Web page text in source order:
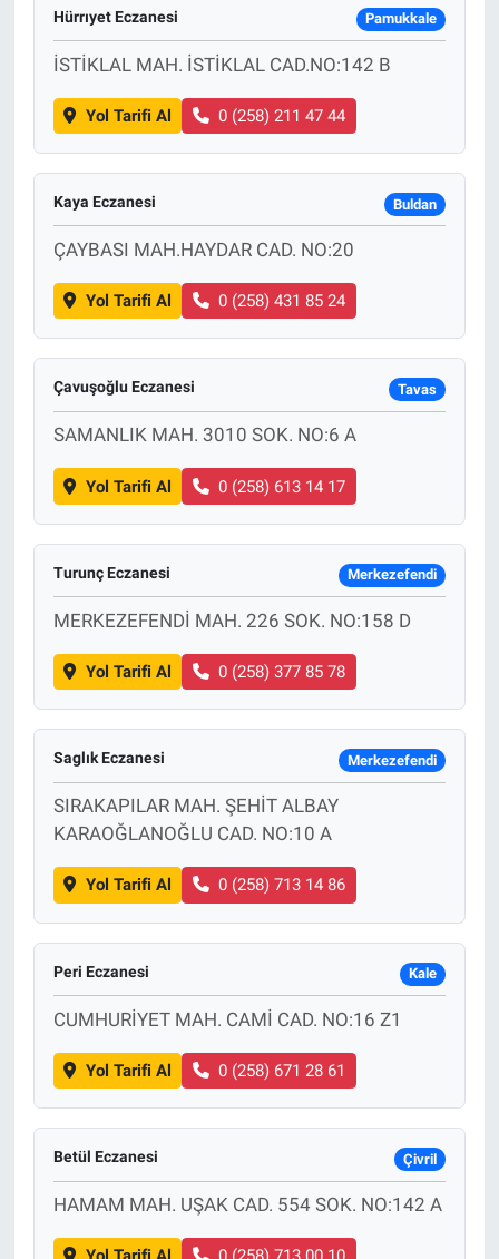
Hürrıyet Eczanesi Pamukkale
İSTİKLAL MAH. İSTİKLAL CAD.NO:142 B
Yol Tarifi Al 0 (258) 211 47 44
Kaya Eczanesi Buldan
ÇAYBASI MAH.HAYDAR CAD. NO:20
Yol Tarifi Al 0 (258) 431 85 24
Çavuşoğlu Eczanesi Tavas
SAMANLIK MAH. 3010 SOK. NO:6 A
Yol Tarifi Al 0 (258) 613 14 17
Turunç Eczanesi Merkezefendi
MERKEZEFENDİ MAH. 226 SOK. NO:158 D
Yol Tarifi Al 0 (258) 377 85 78
Saglık Eczanesi Merkezefendi
SIRAKAPILAR MAH. ŞEHİT ALBAY
KARAOĞLANOĞLU CAD. NO:10 A
Yol Tarifi Al 0 (258) 713 14 86
Peri Eczanesi Kale
CUMHURİYET MAH. CAMİ CAD. NO:16 Z1
Yol Tarifi Al 0 (258) 671 28 61
Betül Eczanesi Çivril
HAMAM MAH. UŞAK CAD. 554 SOK. NO:142 A